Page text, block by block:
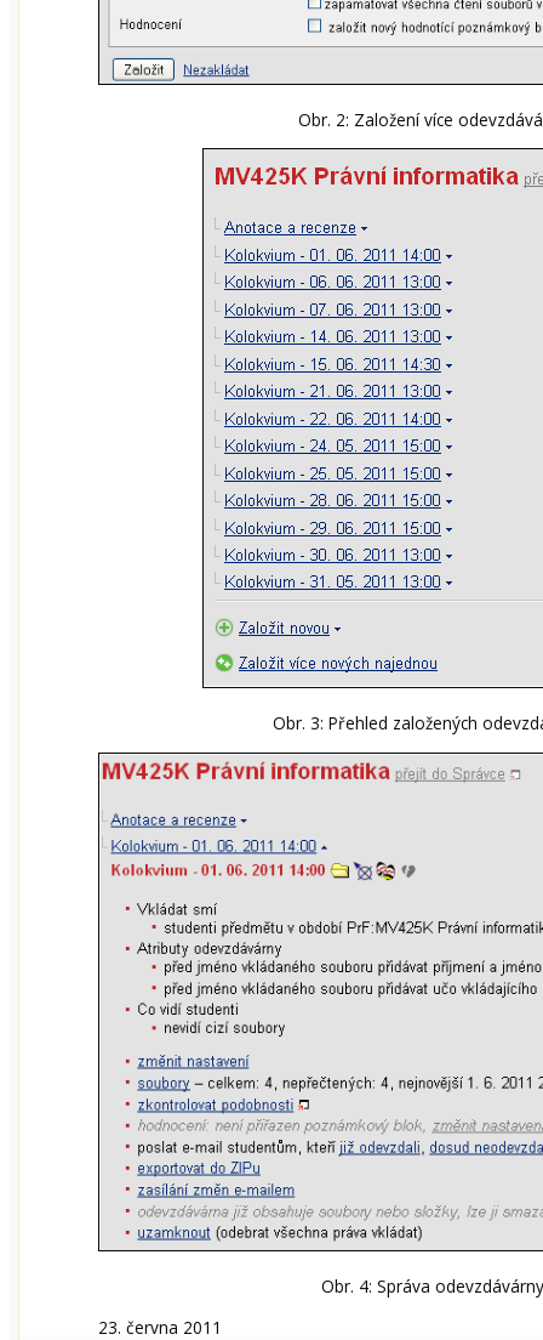
Obr. 2: Založení více
Obr. 3: Přehled založených
Obr. 4: Správa
23. června 2011